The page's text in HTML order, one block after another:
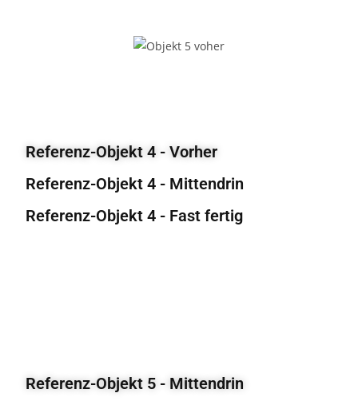
Referenz-Objekt 4 - Vorher
Referenz-Objekt 4 - Mittendrin
Referenz-Objekt 4 - Fast fertig
Referenz-Objekt 5 - Mittendrin